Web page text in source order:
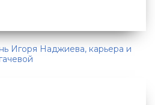
Игоря Наджиева, карьера и